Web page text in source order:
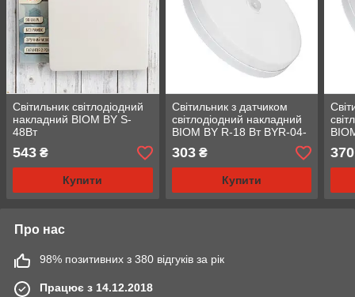
Світильник світлодіодний
накладний BIOM BY S-
48Вт
543 ₴
Купити
Світильник з датчиком
світлодіодний накладний
BIOM BY R-18 Вт BYR-04-
303₴
Купити
370
Про нас
98% позитивних з 380 відгуків за рік
Працює з 14.12.2018